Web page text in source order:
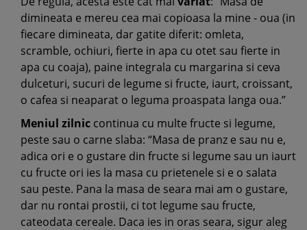
dimineata e mereu cea mai copioasa la mine - oua (in
fiecare dimineata, dar gatite diferit: omleta,
scramble, ochiuri, fierte in apa cu otet sau fierte in
apa cu coaja), paine integrala cu margarina si ceva
dulceturi, sucuri de legume si fructe, iaurt, croissant,
o cafea si neaparat o leguma proaspata langa oua.”
Meniul zilnic continua cu multe fructe si legume,
peste sau o carne slaba: “Masa de pranz e sau nu e,
adica ori e o gustare din fructe si legume sau un iaurt
cu fructe ori ies la masa cu prietenele si e o salata
sau peste. Pana la masa de seara mai am o gustare,
dar nu rontai prostii, ci tot legume sau fructe,
cateodata cereale. Daca ies in oras seara, sigur aleg